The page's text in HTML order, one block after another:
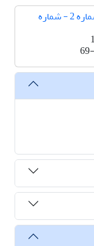
دوره 4، شماره 2 - شماره